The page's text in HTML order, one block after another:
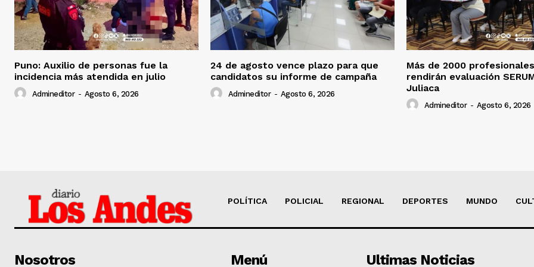
Puno: Auxilio de personas fue la
incidencia más atendida en julio
Admineditor - Agosto 6, 2026
24 de agosto vence plazo para que
candidatos su informe de campaña
Admineditor - Agosto 6, 2026
Más de 2000
rendirán evaluación
Juliaca
Admineditor - Agosto 6, 2026
POLÍTICA POLICIAL REGIONAL DEPORTES MUNDO
Nosotros Menú Ultimas Noticias